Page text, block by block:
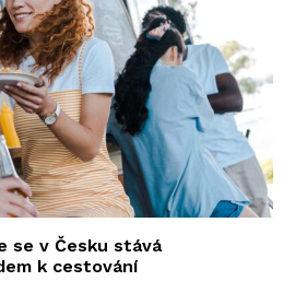
se v Česku stává
k cestování